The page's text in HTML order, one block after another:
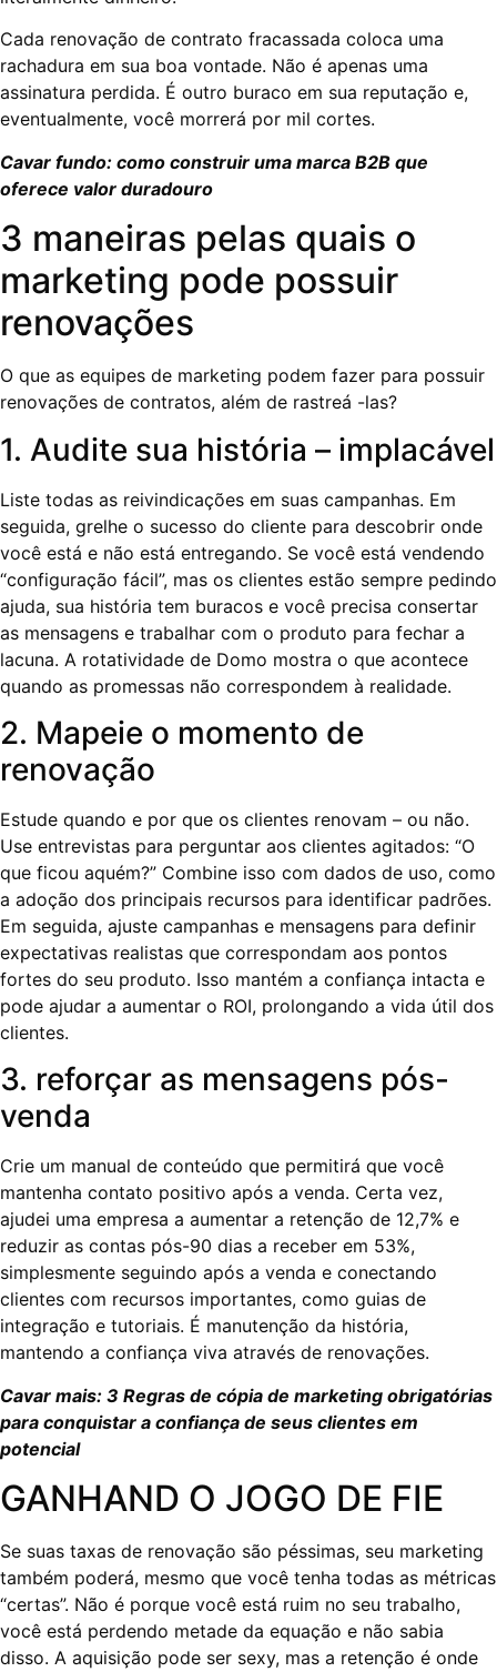
Cada renovação de contrato fracassada coloca uma
rachadura em sua boa vontade. Não é apenas uma
assinatura perdida. É outro buraco em sua reputação e,
eventualmente, você morrerá por mil cortes.
Cavar fundo: como construir uma marca B2B que
oferece valor duradouro
3 maneiras pelas quais o
marketing pode possuir
renovações
O que as equipes de marketing podem fazer para possuir
renovações de contratos, além de rastreá -las?
1. Audite sua história – implacável
Liste todas as reivindicações em suas campanhas. Em
seguida, grelhe o sucesso do cliente para descobrir onde
você está e não está entregando. Se você está vendendo
“configuração fácil”, mas os clientes estão sempre pedindo
ajuda, sua história tem buracos e você precisa consertar
as mensagens e trabalhar com o produto para fechar a
lacuna. A rotatividade de Domo mostra o que acontece
quando as promessas não correspondem à realidade.
2. Mapeie o momento de
renovação
Estude quando e por que os clientes renovam – ou não.
Use entrevistas para perguntar aos clientes agitados: “O
que ficou aquém?” Combine isso com dados de uso, como
a adoção dos principais recursos para identificar padrões.
Em seguida, ajuste campanhas e mensagens para definir
expectativas realistas que correspondam aos pontos
fortes do seu produto. Isso mantém a confiança intacta e
pode ajudar a aumentar o ROI, prolongando a vida útil dos
clientes.
3. reforçar as mensagens pós-
venda
Crie um manual de conteúdo que permitirá que você
mantenha contato positivo após a venda. Certa vez,
ajudei uma empresa a aumentar a retenção de 12,7% e
reduzir as contas pós-90 dias a receber em 53%,
simplesmente seguindo após a venda e conectando
clientes com recursos importantes, como guias de
integração e tutoriais. É manutenção da história,
mantendo a confiança viva através de renovações.
Cavar mais: 3 Regras de cópia de marketing obrigatórias
para conquistar a confiança de seus clientes em
potencial
GANHAND O JOGO DE FIE
Se suas taxas de renovação são péssimas, seu marketing
também poderá, mesmo que você tenha todas as métricas
“certas”. Não é porque você está ruim no seu trabalho,
você está perdendo metade da equação e não sabia
disso. A aquisição pode ser sexy, mas a retenção é onde